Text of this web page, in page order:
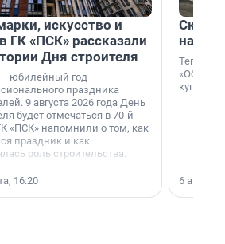
искусство и
ГК «ПСК» рассказали
Дня строителя
юбилейный год
праздника
9 августа 2026 года День
будет отмечаться в 70-й
«ПСК» напомнили о том, как
праздник и как
роль строительства.
16:20
на
Теперь
купить
6